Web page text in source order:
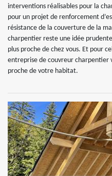
interventions réalisables pour la
pour un projet de renforcement
résistance de la couverture de la
charpentier reste une idée
plus proche de chez vous. Et pour
entreprise de couvreur charpentier
proche de votre habitat.